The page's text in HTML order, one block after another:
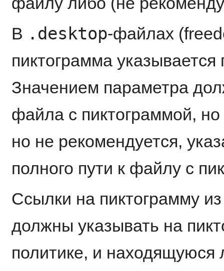
В .desktop-файлах
пиктограмма
Значением параметра
файла с пиктограммой,
но не рекомендуется,
полного пути к файлу с
Ссылки на пиктограмму
должны указывать на
политике, и находящуюся